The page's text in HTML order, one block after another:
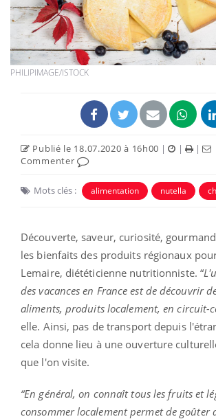
PHILIPIMAGE/ISTOCK
Publié le 18.07.2020 à 16h00 | | |
Commenter
Mots clés : alimentation nutella
Découverte, saveur, curiosité,
les bienfaits des produits régionaux
Lemaire, diététicienne nutritionniste. “
des vacances en France est de découvrir
aliments, produits localement, en circuit-
elle. Ainsi, pas de transport depuis
cela donne lieu à une ouverture
que l'on visite.
“En général, on connaît tous les fruits et
consommer localement permet de goûter